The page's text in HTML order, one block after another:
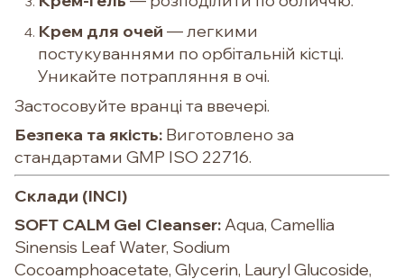
Крем для очей — легкими
постукуваннями по орбітальній кістці.
Уникайте потрапляння в очі.
Застосовуйте вранці та ввечері.
Безпека та якість: Виготовлено за
стандартами GMP ISO 22716.
Склади (INCI)
SOFT CALM Gel Cleanser:Aqua, Camellia
Sinensis Leaf Water, Sodium
Cocoamphoacetate, Glycerin, Lauryl Glucoside,